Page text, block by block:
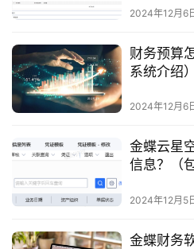
2024年12月6
财务预算
系统介绍）
2024年12月6
金蝶云星
信息？（
2024年12月5
金蝶财务